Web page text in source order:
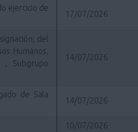
ejercicio de
17/07/2026
del
Humanos,
, Subgrupo
14/07/2026
de Sala
14/07/2026
10/07/2026